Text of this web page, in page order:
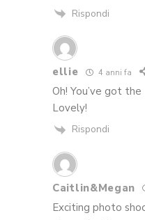
Rispondi
ellie 4 anni fa
Oh! You’ve got
Lovely!
Rispondi
Caitlin&Megan
Exciting photo